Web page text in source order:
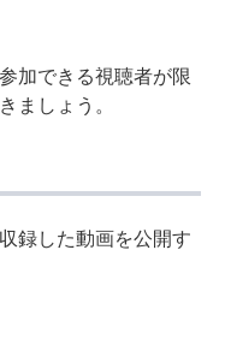
加できる視聴者が限
ましょう。
録した動画を公開す